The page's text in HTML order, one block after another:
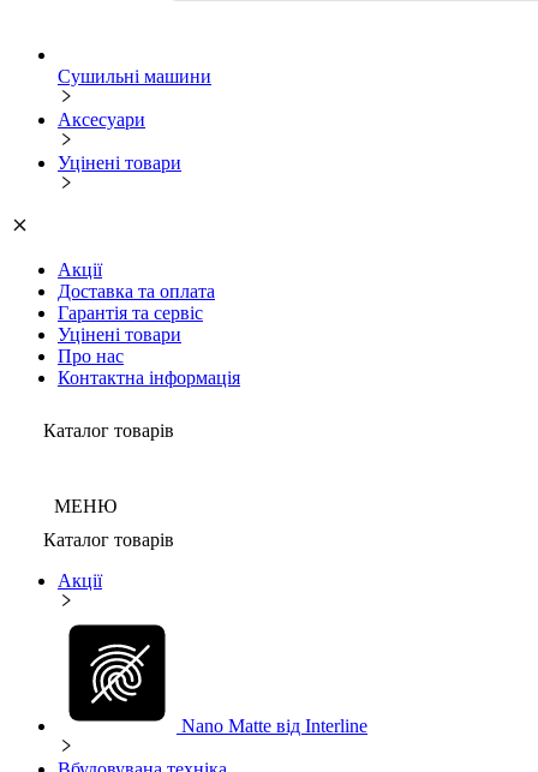
Сушильні машини
Аксесуари
Уцінені товари
Акції
Доставка та оплата
Гарантія та сервіс
Уцінені товари
Про нас
Контактна інформація
Каталог товарів
МЕНЮ
Каталог товарів
Акції
Nano Matte від Interline